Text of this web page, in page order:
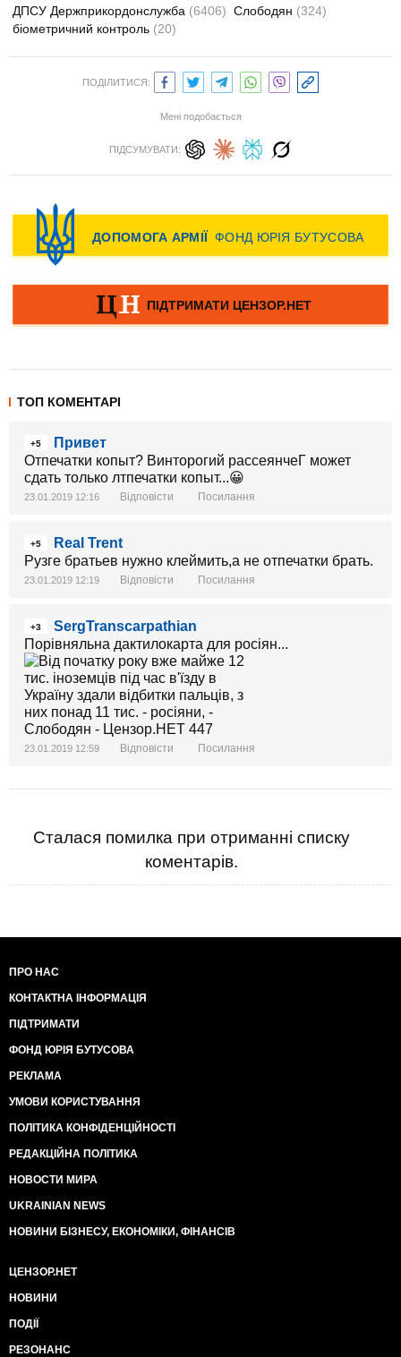
ДПСУ Держприкордонслужба (6406) Слободян (324)
біометричний контроль (20)
ПОДІЛИТИСЯ:
Мені подобається
ПІДСУМУВАТИ:
ТОП КОМЕНТАРІ
+5
Привет
Отпечатки копыт? Винторогий рассеянчеГ может
сдать только лтпечатки копыт...😀
23.01.2019 12:16 Відповісти Посилання
+5
Real Trent
Рузге братьев нужно клеймить,а не отпечатки брать.
23.01.2019 12:19 Відповісти Посилання
+3
SergTranscarpathian
Порівняльна дактилокарта для росіян...
23.01.2019 12:59 Відповісти Посилання
Сталася помилка при отриманні списку
коментарів.
ПРО НАС
КОНТАКТНА ІНФОРМАЦІЯ
ПІДТРИМАТИ
ФОНД ЮРІЯ БУТУСОВА
РЕКЛАМА
УМОВИ КОРИСТУВАННЯ
ПОЛІТИКА КОНФІДЕНЦІЙНОСТІ
РЕДАКЦІЙНА ПОЛІТИКА
НОВОСТИ МИРА
UKRAINIAN NEWS
НОВИНИ БІЗНЕСУ, ЕКОНОМІКИ, ФІНАНСІВ
ЦЕНЗОР.НЕТ
НОВИНИ
ПОДІЇ
РЕЗОНАНС